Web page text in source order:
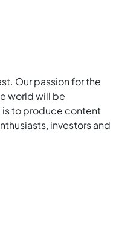
Our passion for the
world will be
is to produce content
investors and